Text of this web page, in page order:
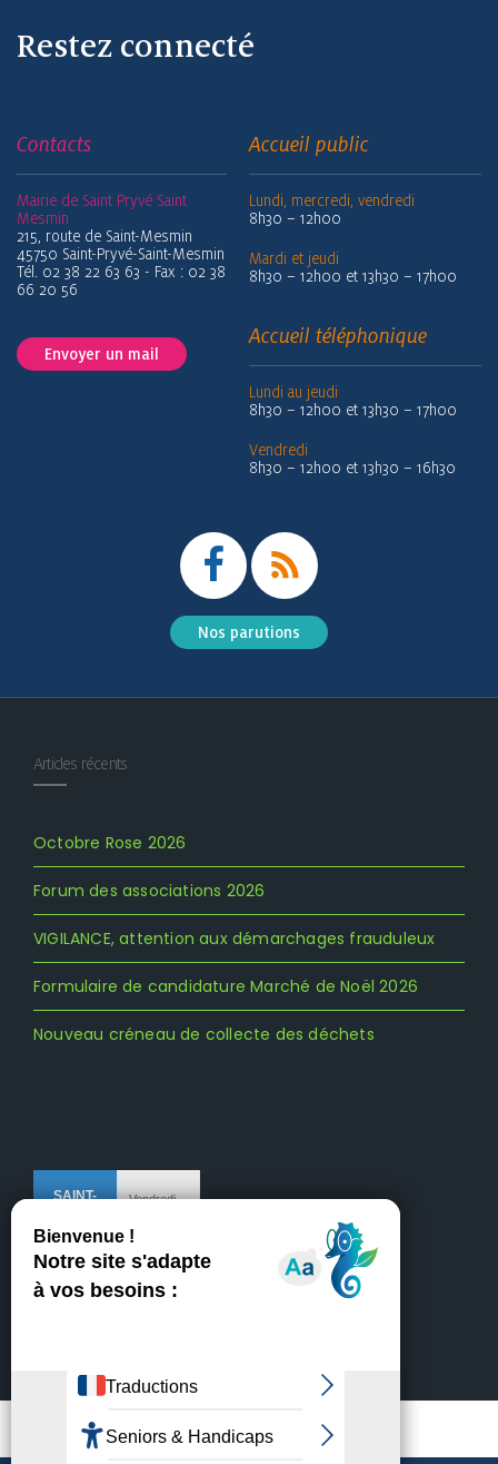
Restez connecté
Contacts
Mairie de Saint Pryvé Saint
Mesmin
215, route de Saint-Mesmin
45750 Saint-Pryvé-Saint-Mesmin
Tél. 02 38 22 63 63 - Fax : 02 38
66 20 56
Envoyer un mail
Accueil public
Lundi, mercredi, vendredi
8h30 – 12h00
Mardi et jeudi
8h30 – 12h00 et 13h30 – 17h00
Accueil téléphonique
Lundi au jeudi
8h30 – 12h00 et 13h30 – 17h00
Vendredi
8h30 – 12h00 et 13h30 – 16h30
Nos parutions
Articles récents
Octobre Rose 2026
Forum des associations 2026
VIGILANCE, attention aux démarchages frauduleux
Formulaire de candidature Marché de Noël 2026
Nouveau créneau de collecte des déchets